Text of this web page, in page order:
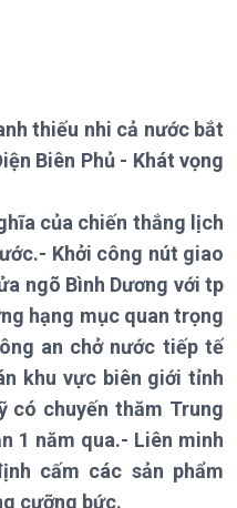
Tin thế giới
Vấn đề quốc tế
Thế giới & Việt Nam
Biên cương - Một dải vững
bền
Nông nghiệp & Biển đảo
Tin Nông nghiệp & Biển
đảo
Mùa vàng
thiếu nhi cả nước bắt
Biên Phủ - Khát vọng
của chiến thắng lịch
Khởi công nút giao
ngõ Bình Dương với tp
hạng mục quan trọng
an chở nước tiếp tế
khu vực biên giới tỉnh
có chuyến thăm Trung
1 năm qua.- Liên minh
cấm các sản phẩm
cưỡng bức.